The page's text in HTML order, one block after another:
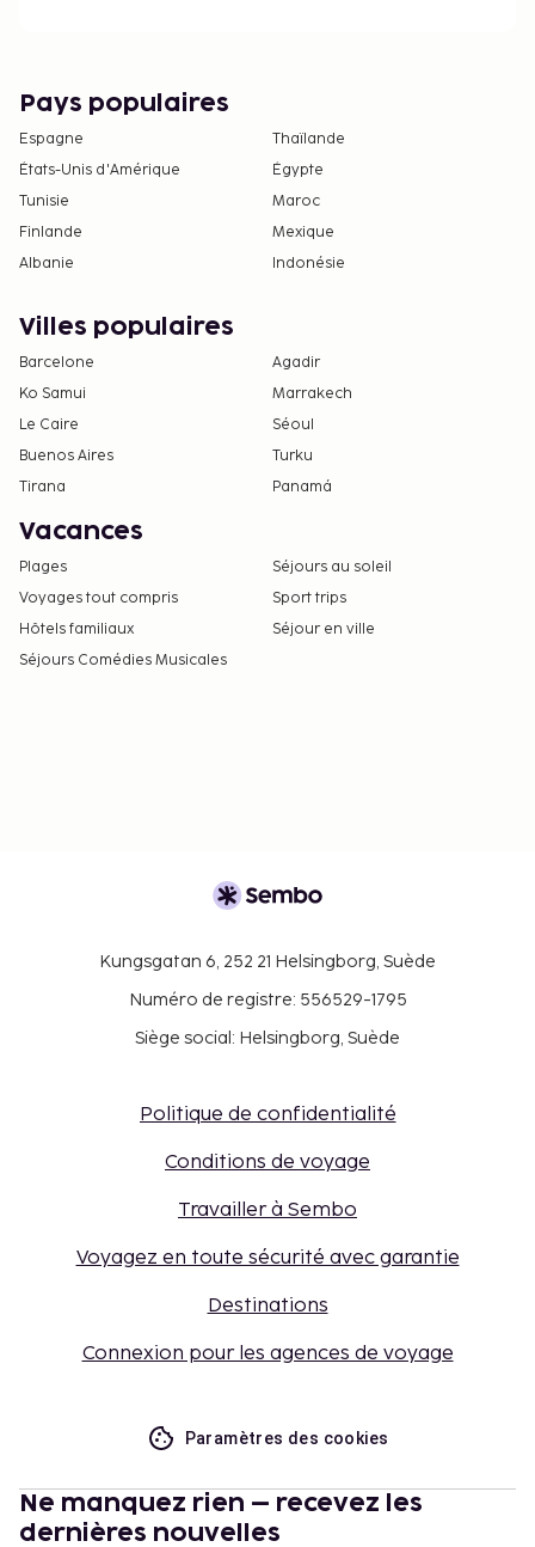
Pays populaires
Espagne
Thaïlande
États-Unis d'Amérique
Égypte
Tunisie
Maroc
Finlande
Mexique
Albanie
Indonésie
Villes populaires
Barcelone
Agadir
Ko Samui
Marrakech
Le Caire
Séoul
Buenos Aires
Turku
Tirana
Panamá
Vacances
Plages
Séjours au soleil
Voyages tout compris
Sport trips
Hôtels familiaux
Séjour en ville
Séjours Comédies Musicales
Kungsgatan 6, 252 21 Helsingborg, Suède
Numéro de registre: 556529-1795
Siège social: Helsingborg, Suède
Politique de confidentialité
Conditions de voyage
Travailler à Sembo
Voyagez en toute sécurité avec garantie
Destinations
Connexion pour les agences de voyage
Paramètres des cookies
Ne manquez rien – recevez les
dernières nouvelles